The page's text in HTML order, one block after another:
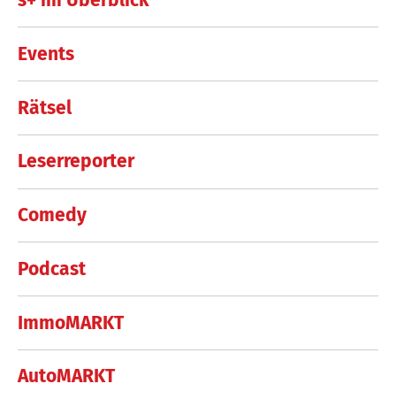
Events
Rätsel
Leserreporter
Comedy
Podcast
ImmoMARKT
AutoMARKT